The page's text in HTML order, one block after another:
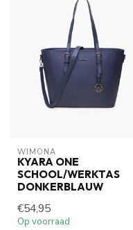
WIMONA
KYARA ONE
SCHOOL/WERKTAS
DONKERBLAUW
€54,95
Op voorraad